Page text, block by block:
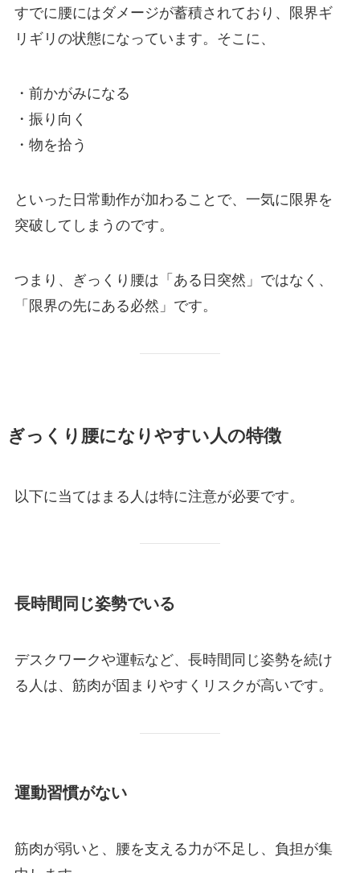
すでに腰にはダメージが蓄積されており、限界ギ
リギリの状態になっています。そこに、
・前かがみになる
・振り向く
・物を拾う
といった日常動作が加わることで、一気に限界を
突破してしまうのです。
つまり、ぎっくり腰は「ある日突然」ではなく、
「限界の先にある必然」です。
ぎっくり腰になりやすい人の特徴
以下に当てはまる人は特に注意が必要です。
長時間同じ姿勢でいる
デスクワークや運転など、長時間同じ姿勢を続け
る人は、筋肉が固まりやすくリスクが高いです。
運動習慣がない
筋肉が弱いと、腰を支える力が不足し、負担が集